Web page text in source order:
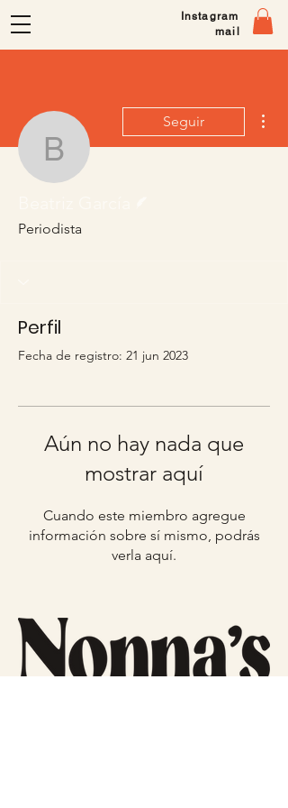
Instagram
mail
Beatriz García
Seguir
Periodista
Perfil
Fecha de registro: 21 jun 2023
Aún no hay nada que
mostrar aquí
Cuando este miembro agregue
información sobre sí mismo, podrás
verla aquí.